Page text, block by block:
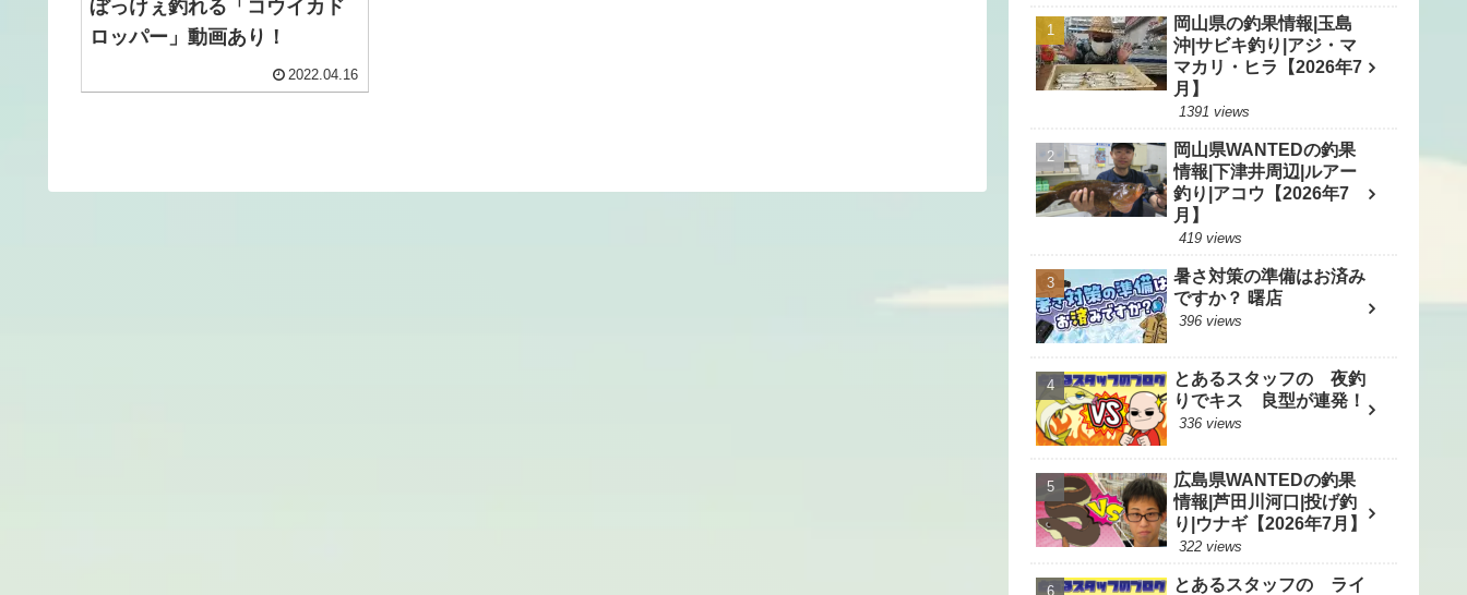
ぼっけぇ釣れる「コウイカド
ロッパー」動画あり！
2022.04.16
岡山県の釣果情報|玉島
沖|サビキ釣り|アジ・マ
マカリ・ヒラ【2026年7
月】
1391 views
岡山県WANTEDの釣果
情報|下津井周辺|ルアー
釣り|アコウ【2026年7
月】
419 views
暑さ対策の準備はお済み
ですか？ 曙店
396 views
とあるスタッフの 夜釣
りでキス 良型が連発！
336 views
広島県WANTEDの釣果
情報|芦田川河口|投げ釣
り|ウナギ【2026年7月】
322 views
とあるスタッフの ライ